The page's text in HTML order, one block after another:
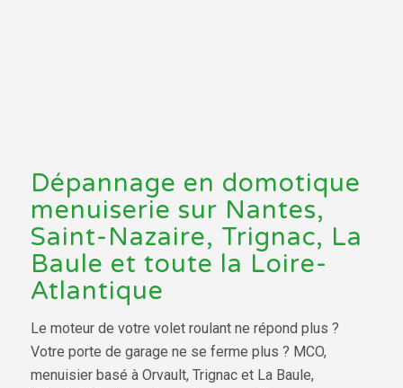
Dépannage en domotique
menuiserie sur Nantes,
Saint-Nazaire, Trignac, La
Baule et toute la Loire-
Atlantique
Le moteur de votre volet roulant ne répond plus ?
Votre porte de garage ne se ferme plus ? MCO,
menuisier basé à Orvault, Trignac et La Baule,